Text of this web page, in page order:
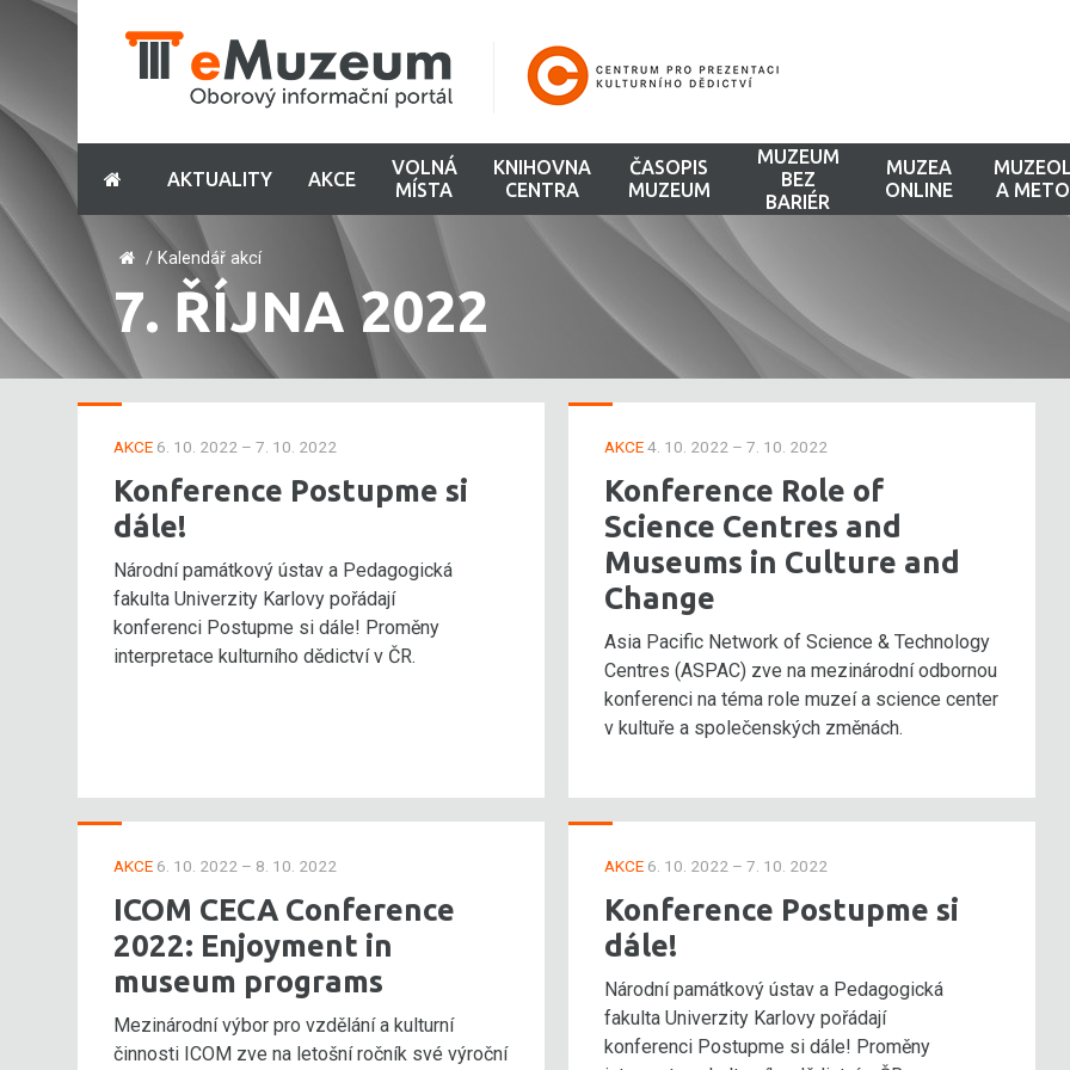
AKTUALITY AKCE
VOLNÁ
MÍSTA
KNIHOVNA
CENTRA
ČASOPIS
MUZEUM
MUZEUM
BEZ
BARIÉR
MUZEA
ONLINE
A
/ Kalendář akcí
7. ŘÍJNA 2022
AKCE 6. 10. 2022 – 7. 10. 2022
Konference Postupme si
dále!
Národní památkový ústav a Pedagogická
fakulta Univerzity Karlovy pořádají
konferenci Postupme si dále! Proměny
interpretace kulturního dědictví v ČR.
AKCE 6. 10. 2022 – 8. 10. 2022
ICOM CECA Conference
2022: Enjoyment in
museum programs
Mezinárodní výbor pro vzdělání a kulturní
činnosti ICOM zve na letošní ročník své výroční
AKCE4. 10. 2022 – 7. 10. 2022
Konference Role of
Science Centres and
Museums in Culture and
Change
Asia Pacific Network of Science & Technology
Centres (ASPAC) zve na mezinárodní odbornou
konferenci na téma role muzeí a science center
v kultuře a společenských změnách.
AKCE 6. 10. 2022 – 7. 10. 2022
Konference Postupme si
dále!
Národní památkový ústav a Pedagogická
fakulta Univerzity Karlovy pořádají
konferenci Postupme si dále! Proměny